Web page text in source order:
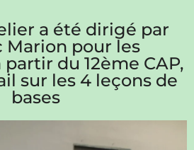
a été dirigé par
Marion pour les
du 12ème CAP,
sur les 4 leçons de
bases